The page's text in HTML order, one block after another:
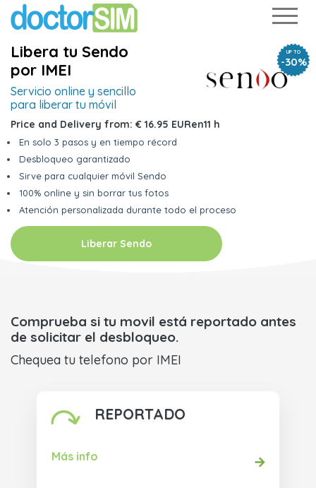
UP TO
-30%
Libera tu Sendo
por IMEI
Servicio online y sencillo
para liberar tu móvil
Price and Delivery from: € 16.95 EURen11 h
En solo 3 pasos y en tiempo récord
Desbloqueo garantizado
Sirve para cualquier móvil Sendo
100% online y sin borrar tus fotos
Atención personalizada durante todo el proceso
Liberar Sendo
Comprueba si tu movil está reportado antes
de solicitar el desbloqueo.
Chequea tu telefono por IMEI
REPORTADO
Más info